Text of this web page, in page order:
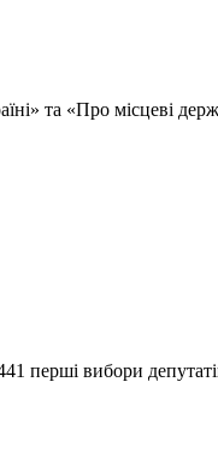
та «Про місцеві
перші вибори